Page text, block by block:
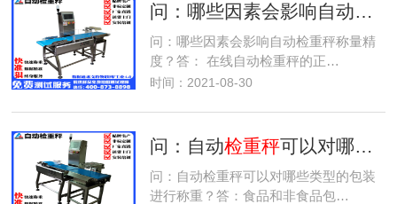
问：哪些因素会影响自动
检重
问：哪些因素会影响自动检重秤称量精
度？答： 在线自动检重秤的正…
时间：2021-08-30
问：自动检重秤可以对哪些类型的包装进行称重？
问：自动检重秤可以对哪些类型的包装
进行称重？答：食品和非食品包…